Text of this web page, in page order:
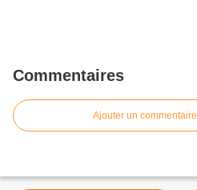
Commentaires
Ajouter un commentaire